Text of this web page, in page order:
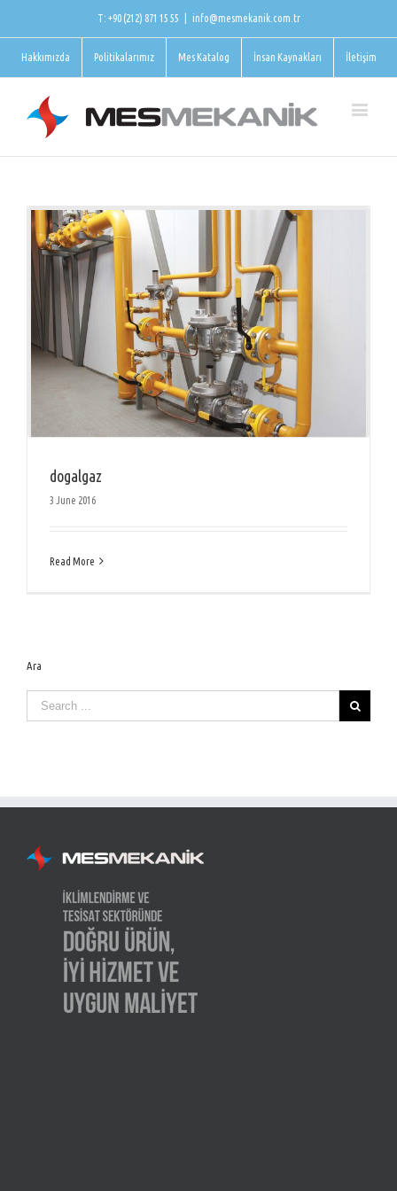
T: +90 (212) 871 15 55 info@mesmekanik.com.tr
Hakkımızda Politikalarımız Mes Katalog İnsan Kaynakları İletişim
dogalgaz
3 June 2016
Read More
Ara